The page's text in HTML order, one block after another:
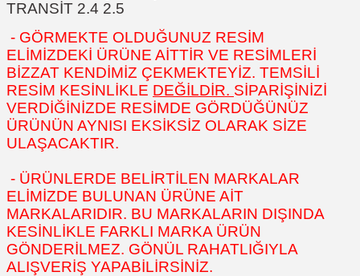
TRANSİT 2.4 2.5
- GÖRMEKTE OLDUĞUNUZ RESİM
ELİMİZDEKİ ÜRÜNE AİTTİR VE RESİMLERİ
BİZZAT KENDİMİZ ÇEKMEKTEYİZ. TEMSİLİ
RESİM KESİNLİKLE DEĞİLDİR. SİPARİŞİNİZİ
VERDİĞİNİZDE RESİMDE GÖRDÜĞÜNÜZ
ÜRÜNÜN AYNISI EKSİKSİZ OLARAK SİZE
ULAŞACAKTIR.
- ÜRÜNLERDE BELİRTİLEN MARKALAR
ELİMİZDE BULUNAN ÜRÜNE AİT
MARKALARIDIR. BU MARKALARIN DIŞINDA
KESİNLİKLE FARKLI MARKA ÜRÜN
GÖNDERİLMEZ. GÖNÜL RAHATLIĞIYLA
ALIŞVERİŞ YAPABİLİRSİNİZ.